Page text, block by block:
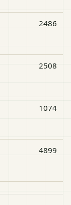
2486
2508
1074
4899